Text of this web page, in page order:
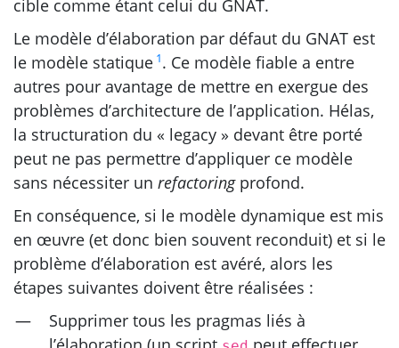
cible comme étant celui du GNAT.
Le modèle d’élaboration par défaut du GNAT est
le modèle statique 1. Ce modèle fiable a entre
autres pour avantage de mettre en exergue des
problèmes d’architecture de l’application. Hélas,
la structuration du « legacy » devant être porté
peut ne pas permettre d’appliquer ce modèle
sans nécessiter un refactoringprofond.
En conséquence, si le modèle dynamique est mis
en œuvre (et donc bien souvent reconduit) et si le
problème d’élaboration est avéré, alors les
étapes suivantes doivent être réalisées :
Supprimer tous les pragmas liés à